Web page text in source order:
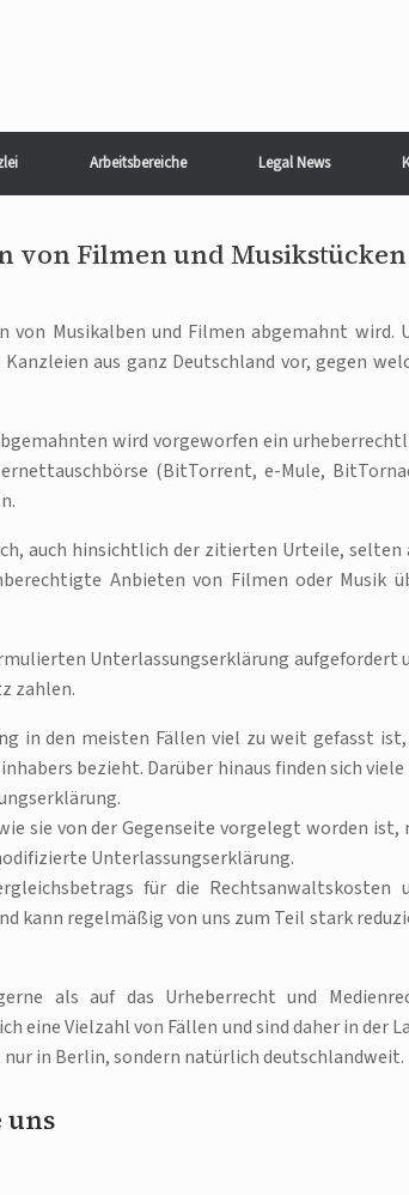
Arbeitsbereiche Legal News
von Filmen und Musikstücken
von Musikalben und Filmen abgemahnt wird.
aus ganz Deutschland vor, gegen
wird vorgeworfen ein
(BitTorrent, e-Mule,
auch hinsichtlich der zitierten Urteile, selten
Anbieten von Filmen oder Musik
Unterlassungserklärung aufgefordert
zahlen.
in den meisten Fällen viel zu weit gefasst
bezieht. Darüber hinaus finden sich
sie von der Gegenseite vorgelegt worden ist,
Unterlassungserklärung.
für die Rechtsanwaltskosten
kann regelmäßig von uns zum Teil stark
als auf das Urheberrecht und
eine Vielzahl von Fällen und sind daher in der
in Berlin, sondern natürlich deutschlandweit.
uns